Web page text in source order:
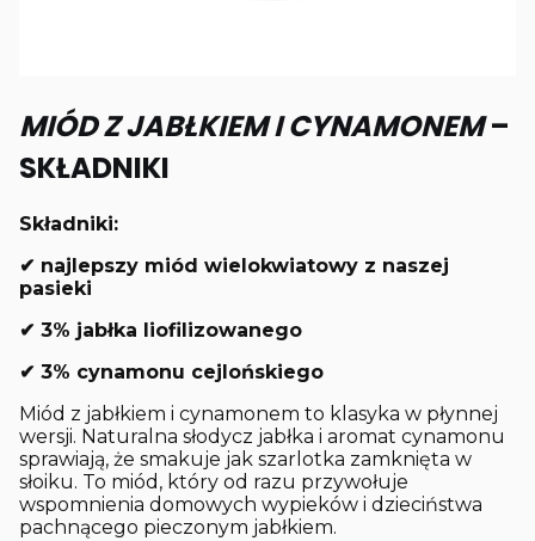
MIÓD Z JABŁKIEM I CYNAMONEM–
SKŁADNIKI
Składniki:
✔ najlepszy miód wielokwiatowy z naszej
pasieki
✔ 3% jabłka liofilizowanego
✔ 3% cynamonu cejlońskiego
Miód z jabłkiem i cynamonem to klasyka w płynnej
wersji. Naturalna słodycz jabłka i aromat cynamonu
sprawiają, że smakuje jak szarlotka zamknięta w
słoiku. To miód, który od razu przywołuje
wspomnienia domowych wypieków i dzieciństwa
pachnącego pieczonym jabłkiem.